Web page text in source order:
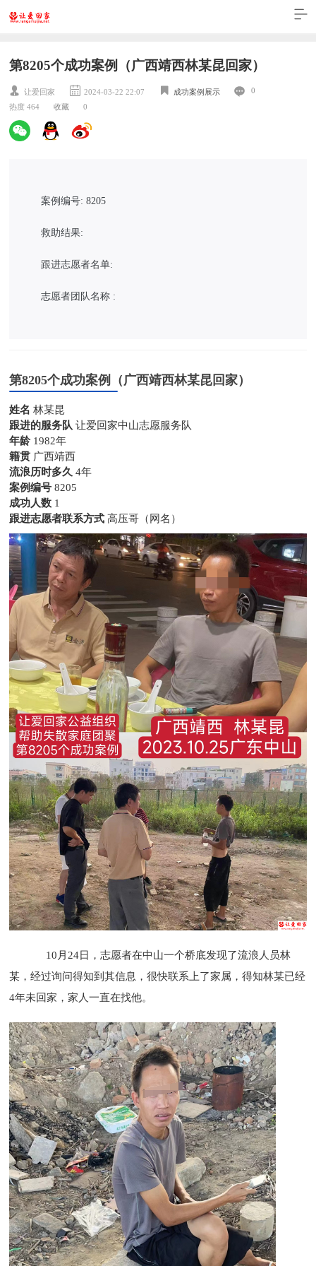
第8205个成功案例（广西靖西林某昆回家）
让爱回家 2024-03-22 22:07 成功案例展示
0
热度 464
收藏 0
案例编号: 8205
救助结果:
跟进志愿者名单:
志愿者团队名称 :
第8205个成功案例（广西靖西林某昆回家）
姓名 林某昆
跟进的服务队 让爱回家中山志愿服务队
年龄 1982年
籍贯 广西靖西
流浪历时多久 4年
案例编号 8205
成功人数 1
跟进志愿者联系方式 高压哥（网名）
10月24日，志愿者在中山一个桥底发现了流浪人员林
某，经过询问得知到其信息，很快联系上了家属，得知林某已经
4年未回家，家人一直在找他。